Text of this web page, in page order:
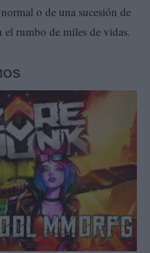
o de una sucesión de
el rumbo de miles de vidas.